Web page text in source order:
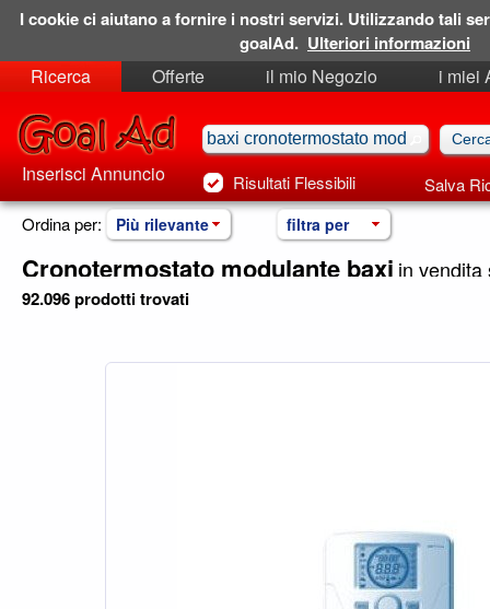
Ricerca Offerte il mio Negozio
i miei
Risultati Flessibili Salva
Inserisci Annuncio
Ordina per: Più rilevante filtra per
Cronotermostato modulante baxi in vendita
92.096 prodotti trovati
I cookie ci aiutano a fornire i nostri servizi. Utilizzando tali
goalAd. Ulteriori informazioni